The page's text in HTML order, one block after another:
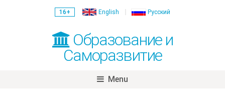
16+ English Русский
Образование и
Саморазвитие
Menu